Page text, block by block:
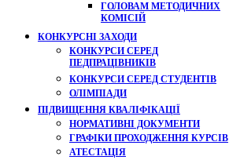
ГОЛОВАМ МЕТОДИЧНИХ
КОМІСІЙ
КОНКУРСНІ ЗАХОДИ
КОНКУРСИ СЕРЕД
ПЕДПРАЦІВНИКІВ
КОНКУРСИ СЕРЕД СТУДЕНТІВ
ОЛІМПІАДИ
ПІДВИЩЕННЯ КВАЛІФІКАЦІЇ
НОРМАТИВНІ ДОКУМЕНТИ
ГРАФІКИ ПРОХОДЖЕННЯ КУРСІВ
АТЕСТАЦІЯ